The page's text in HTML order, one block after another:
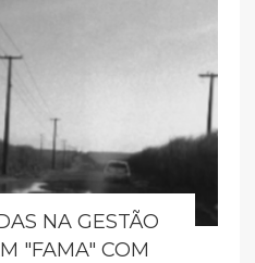
NA GESTÃO
"FAMA" COM